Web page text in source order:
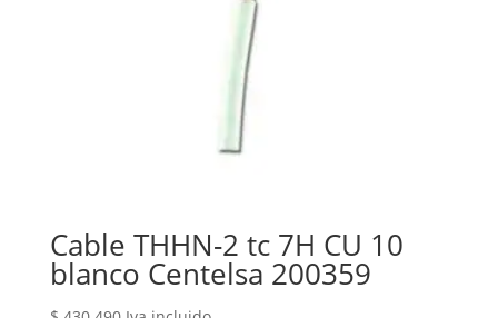
Cable THHN-2 tc 7H CU 10
blanco Centelsa 200359